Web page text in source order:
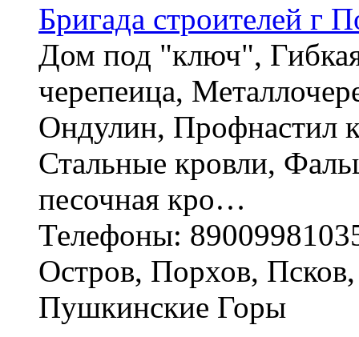
Бригада строителей г
Дом под "ключ",
черепеица,
Ондулин, Профнастил
Стальные кровли,
песочная кро…
Телефоны:
Остров, Порхов, Псков,
Пушкинские Горы